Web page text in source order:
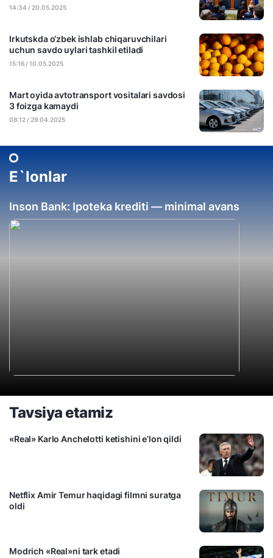
14:34 / 20.05.2025
Irkutskda o‘zbek ishlab chiqaruvchilari
uchun savdo uylari tashkil etiladi
15:16 / 10.05.2025
Mart oyida avtotransport vositalari savdosi
3 foizga kamaydi
08:12 / 29.04.2025
E`lonlar
Inson Bank: Ipoteka krediti — minimal avans
Tavsiya etamiz
«Real» Karlo Anchelotti ketishini e’lon qildi
Netflix Amir Temur haqidagi filmni suratga
oldi
Modrich «Real»ni tark etadi